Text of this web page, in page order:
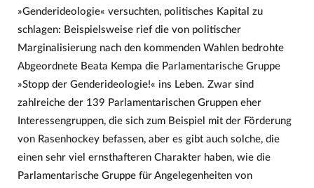
»Genderideologie« versuchten, politisches Kapital zu
schlagen: Beispielsweise rief die von politischer
Marginalisierung nach den kommenden Wahlen bedrohte
Abgeordnete Beata Kempa die Parlamentarische Gruppe
»Stopp der Genderideologie!« ins Leben. Zwar sind
zahlreiche der 139 Parlamentarischen Gruppen eher
Interessengruppen, die sich zum Beispiel mit der Förderung
von Rasenhockey befassen, aber es gibt auch solche, die
einen sehr viel ernsthafteren Charakter haben, wie die
Parlamentarische Gruppe für Angelegenheiten von